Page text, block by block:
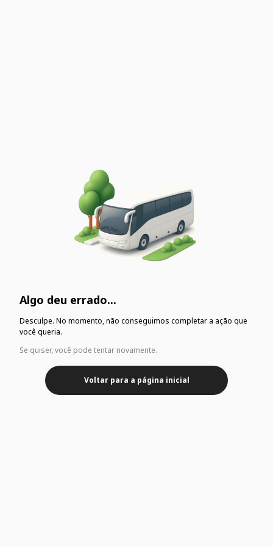
Algo deu errado...
Desculpe. No momento, não conseguimos completar a ação que
você queria.
Se quiser, você pode tentar novamente.
Voltar para a página inicial